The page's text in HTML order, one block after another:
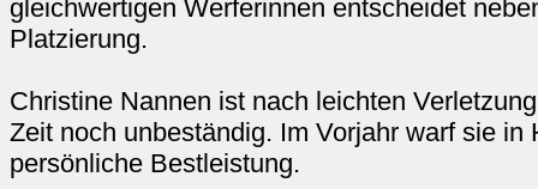
gleichwertigen Werferinnen entscheidet
Platzierung.
Christine Nannen ist nach leichten
Zeit noch unbeständig. Im Vorjahr warf sie in
persönliche Bestleistung.